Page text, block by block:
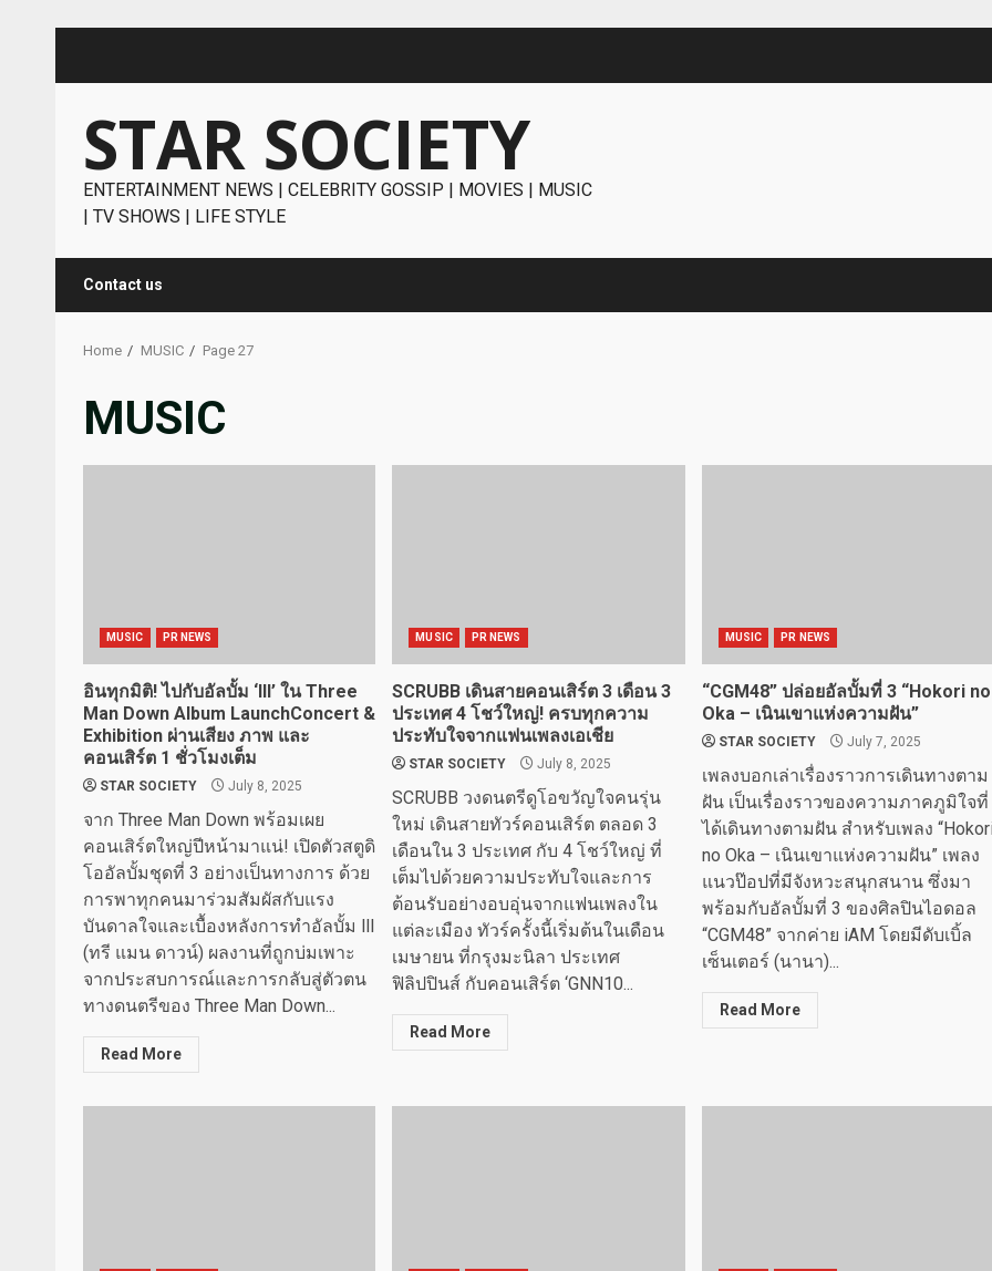
STAR SOCIETY
ENTERTAINMENT NEWS | CELEBRITY GOSSIP | MOVIES | MUSIC
| TV SHOWS | LIFE STYLE
Contact us
Home MUSIC Page 27
MUSIC
MUSIC PR NEWS
อินทุกมิติ! ไปกับอัลบั้ม ‘III’ ใน Three
Man Down Album LaunchConcert &
Exhibition ผ่านเสียง ภาพ และ
คอนเสิร์ต 1 ชั่วโมงเต็ม
STAR SOCIETY July 8, 2025
จาก Three Man Down พร้อมเผย
คอนเสิร์ตใหญ่ปีหน้ามาแน่! เปิดตัวสตูดิ
โออัลบั้มชุดที่ 3 อย่างเป็นทางการ ด้วย
การพาทุกคนมาร่วมสัมผัสกับแรง
บันดาลใจและเบื้องหลังการทำอัลบั้ม lll
(ทรี แมน ดาวน์) ผลงานที่ถูกบ่มเพาะ
จากประสบการณ์และการกลับสู่ตัวตน
ทางดนตรีของ Three Man Down...
Read More
MUSIC PR NEWS
SCRUBB เดินสายคอนเสิร์ต 3 เดือน 3
ประเทศ 4 โชว์ใหญ่! ครบทุกความ
ประทับใจจากแฟนเพลงเอเชีย
STAR SOCIETY July 8, 2025
SCRUBB วงดนตรีดูโอขวัญใจคนรุ่น
ใหม่ เดินสายทัวร์คอนเสิร์ต ตลอด 3
เดือนใน 3 ประเทศ กับ 4 โชว์ใหญ่ ที่
เต็มไปด้วยความประทับใจและการ
ต้อนรับอย่างอบอุ่นจากแฟนเพลงใน
แต่ละเมือง ทัวร์ครั้งนี้เริ่มต้นในเดือน
เมษายน ที่กรุงมะนิลา ประเทศ
ฟิลิปปินส์ กับคอนเสิร์ต ‘GNN10...
Read More
MUSIC PR NEWS
“CGM48” ปล่อยอัลบั้มที่ 3 “Hokori no
Oka – เนินเขาแห่งความฝัน”
STAR SOCIETY July 7, 2025
เพลงบอกเล่าเรื่องราวการเดินทางตาม
ฝัน เป็นเรื่องราวของความภาคภูมิใจที่
ได้เดินทางตามฝัน สำหรับเพลง
no Oka – เนินเขาแห่งความฝัน” เพลง
แนวป๊อปที่มีจังหวะสนุกสนาน ซึ่งมา
พร้อมกับอัลบั้มที่ 3 ของศิลปินไอดอล
“CGM48” จากค่าย iAM โดยมีดับเบิ้ล
เซ็นเตอร์ (นานา)...
Read More